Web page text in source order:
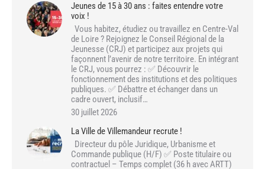
Jeunes de 15 à 30 ans : faites entendre votre
voix !
Vous habitez, étudiez ou travaillez en Centre-Val
de Loire ? Rejoignez le Conseil Régional de la
Jeunesse (CRJ) et participez aux projets qui
façonnent l’avenir de notre territoire. En intégrant
le CRJ, vous pourrez : ✅ Découvrir le
fonctionnement des institutions et des politiques
publiques. ✅ Débattre et échanger dans un
cadre ouvert, inclusif…
30 juillet 2026
La Ville de Villemandeur recrute !
Directeur du pôle Juridique, Urbanisme et
Commande publique (H/F) ✅ Poste titulaire ou
contractuel – Temps complet (36 h avec ARTT)